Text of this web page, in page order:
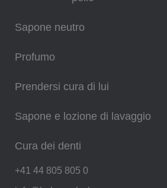
Sapone neutro
Profumo
Prendersi cura di lui
Sapone e lozione di lavaggio
Cura dei denti
+41 44 805 805 0